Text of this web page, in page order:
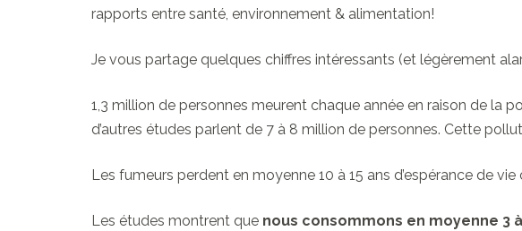
rapports entre santé, environnement & alimentation!
Je vous partage quelques chiffres intéressants (et légèrement
1,3 million de personnes meurent chaque année en raison de la
d’autres études parlent de 7 à 8 million de personnes. Cette
Les fumeurs perdent en moyenne 10 à 15 ans d’espérance de
Les études montrent que nous consommons en moyenne 3